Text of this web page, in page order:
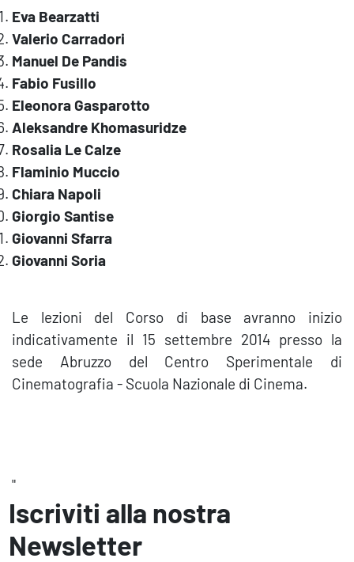
Eva Bearzatti
Valerio Carradori
Manuel De Pandis
Fabio Fusillo
Eleonora Gasparotto
Aleksandre Khomasuridze
Rosalia Le Calze
Flaminio Muccio
Chiara Napoli
Giorgio Santise
Giovanni Sfarra
Giovanni Soria
Le lezioni del Corso di base avranno inizio
indicativamente il 15 settembre 2014 presso la
sede Abruzzo del Centro Sperimentale di
Cinematografia - Scuola Nazionale di Cinema.
"
Iscriviti alla nostra
Newsletter